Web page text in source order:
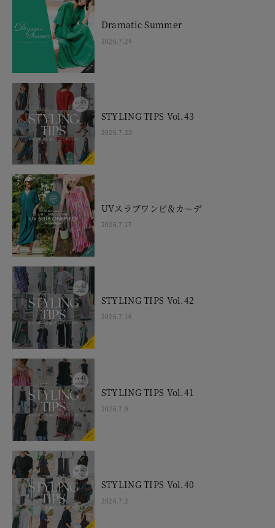
Dramatic Summer
2026.7.24
STYLING TIPS Vol.43
2026.7.23
UVスラブワンピ＆カーデ
2026.7.17
STYLING TIPS Vol.42
2026.7.16
STYLING TIPS Vol.41
2026.7.9
STYLING TIPS Vol.40
2026.7.2